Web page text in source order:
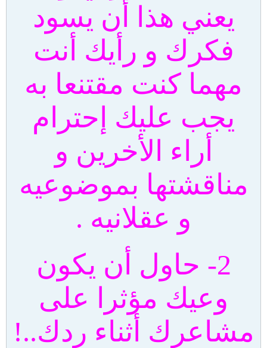
يعني هذا أن يسود
فكرك و رأيك أنت
مهما كنت مقتنعا به
يجب عليك إحترام
أراء الأخرين و
مناقشتها بموضوعيه
و عقلانيه .
2- حاول أن يكون
وعيك مؤثرا على
مشاعرك أثناء ردك..!